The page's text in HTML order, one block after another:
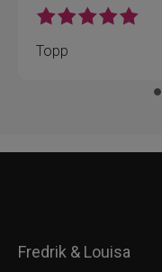
Topp
Fredrik & Louisa